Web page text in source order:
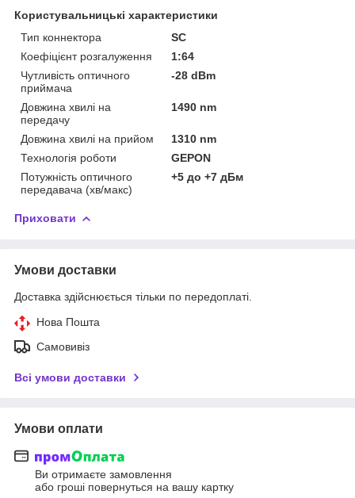
Користувальницькі характеристики
Тип коннектора
SC
Коефіцієнт розгалуження
1:64
Чутливість оптичного
приймача
-28 dBm
Довжина хвилі на
передачу
1490 nm
Довжина хвилі на прийом
1310 nm
Технологія роботи
GEPON
Потужність оптичного
передавача (хв/макс)
+5 до +7 дБм
Приховати
Умови доставки
Доставка здійснюється тільки по передоплаті.
Нова Пошта
Самовивіз
Всі умови доставки
Умови оплати
Ви отримаєте замовлення
або гроші повернуться на вашу картку